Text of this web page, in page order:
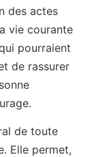
des actes
vie courante
pourraient
de rassurer
de toute
Elle permet,